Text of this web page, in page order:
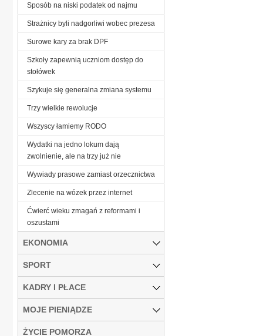
Sposób na niski podatek od najmu
Strażnicy byli nadgorliwi wobec prezesa
Surowe kary za brak DPF
Szkoły zapewnią uczniom dostęp do
stołówek
Szykuje się generalna zmiana systemu
Trzy wielkie rewolucje
Wszyscy łamiemy RODO
Wydatki na jedno lokum dają
zwolnienie, ale na trzy już nie
Wywiady prasowe zamiast orzecznictwa
Zlecenie na wózek przez internet
Ćwierć wieku zmagań z reformami i
oszustami
EKONOMIA
SPORT
KADRY I PŁACE
MOJE PIENIĄDZE
ŻYCIE POMORZA